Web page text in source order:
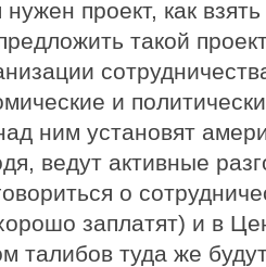
проект, как
такой
и
ним установят
ведут активные
о
заплатят) и в
талибов туда же